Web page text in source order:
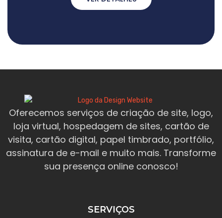
Oferecemos serviços de criação de site, logo,
loja virtual, hospedagem de sites, cartão de
visita, cartão digital, papel timbrado, portfólio,
assinatura de e-mail e muito mais. Transforme
sua presença online conosco!
SERVIÇOS